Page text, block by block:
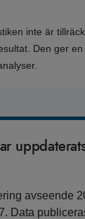
inte är
Den ger
avseende
Data